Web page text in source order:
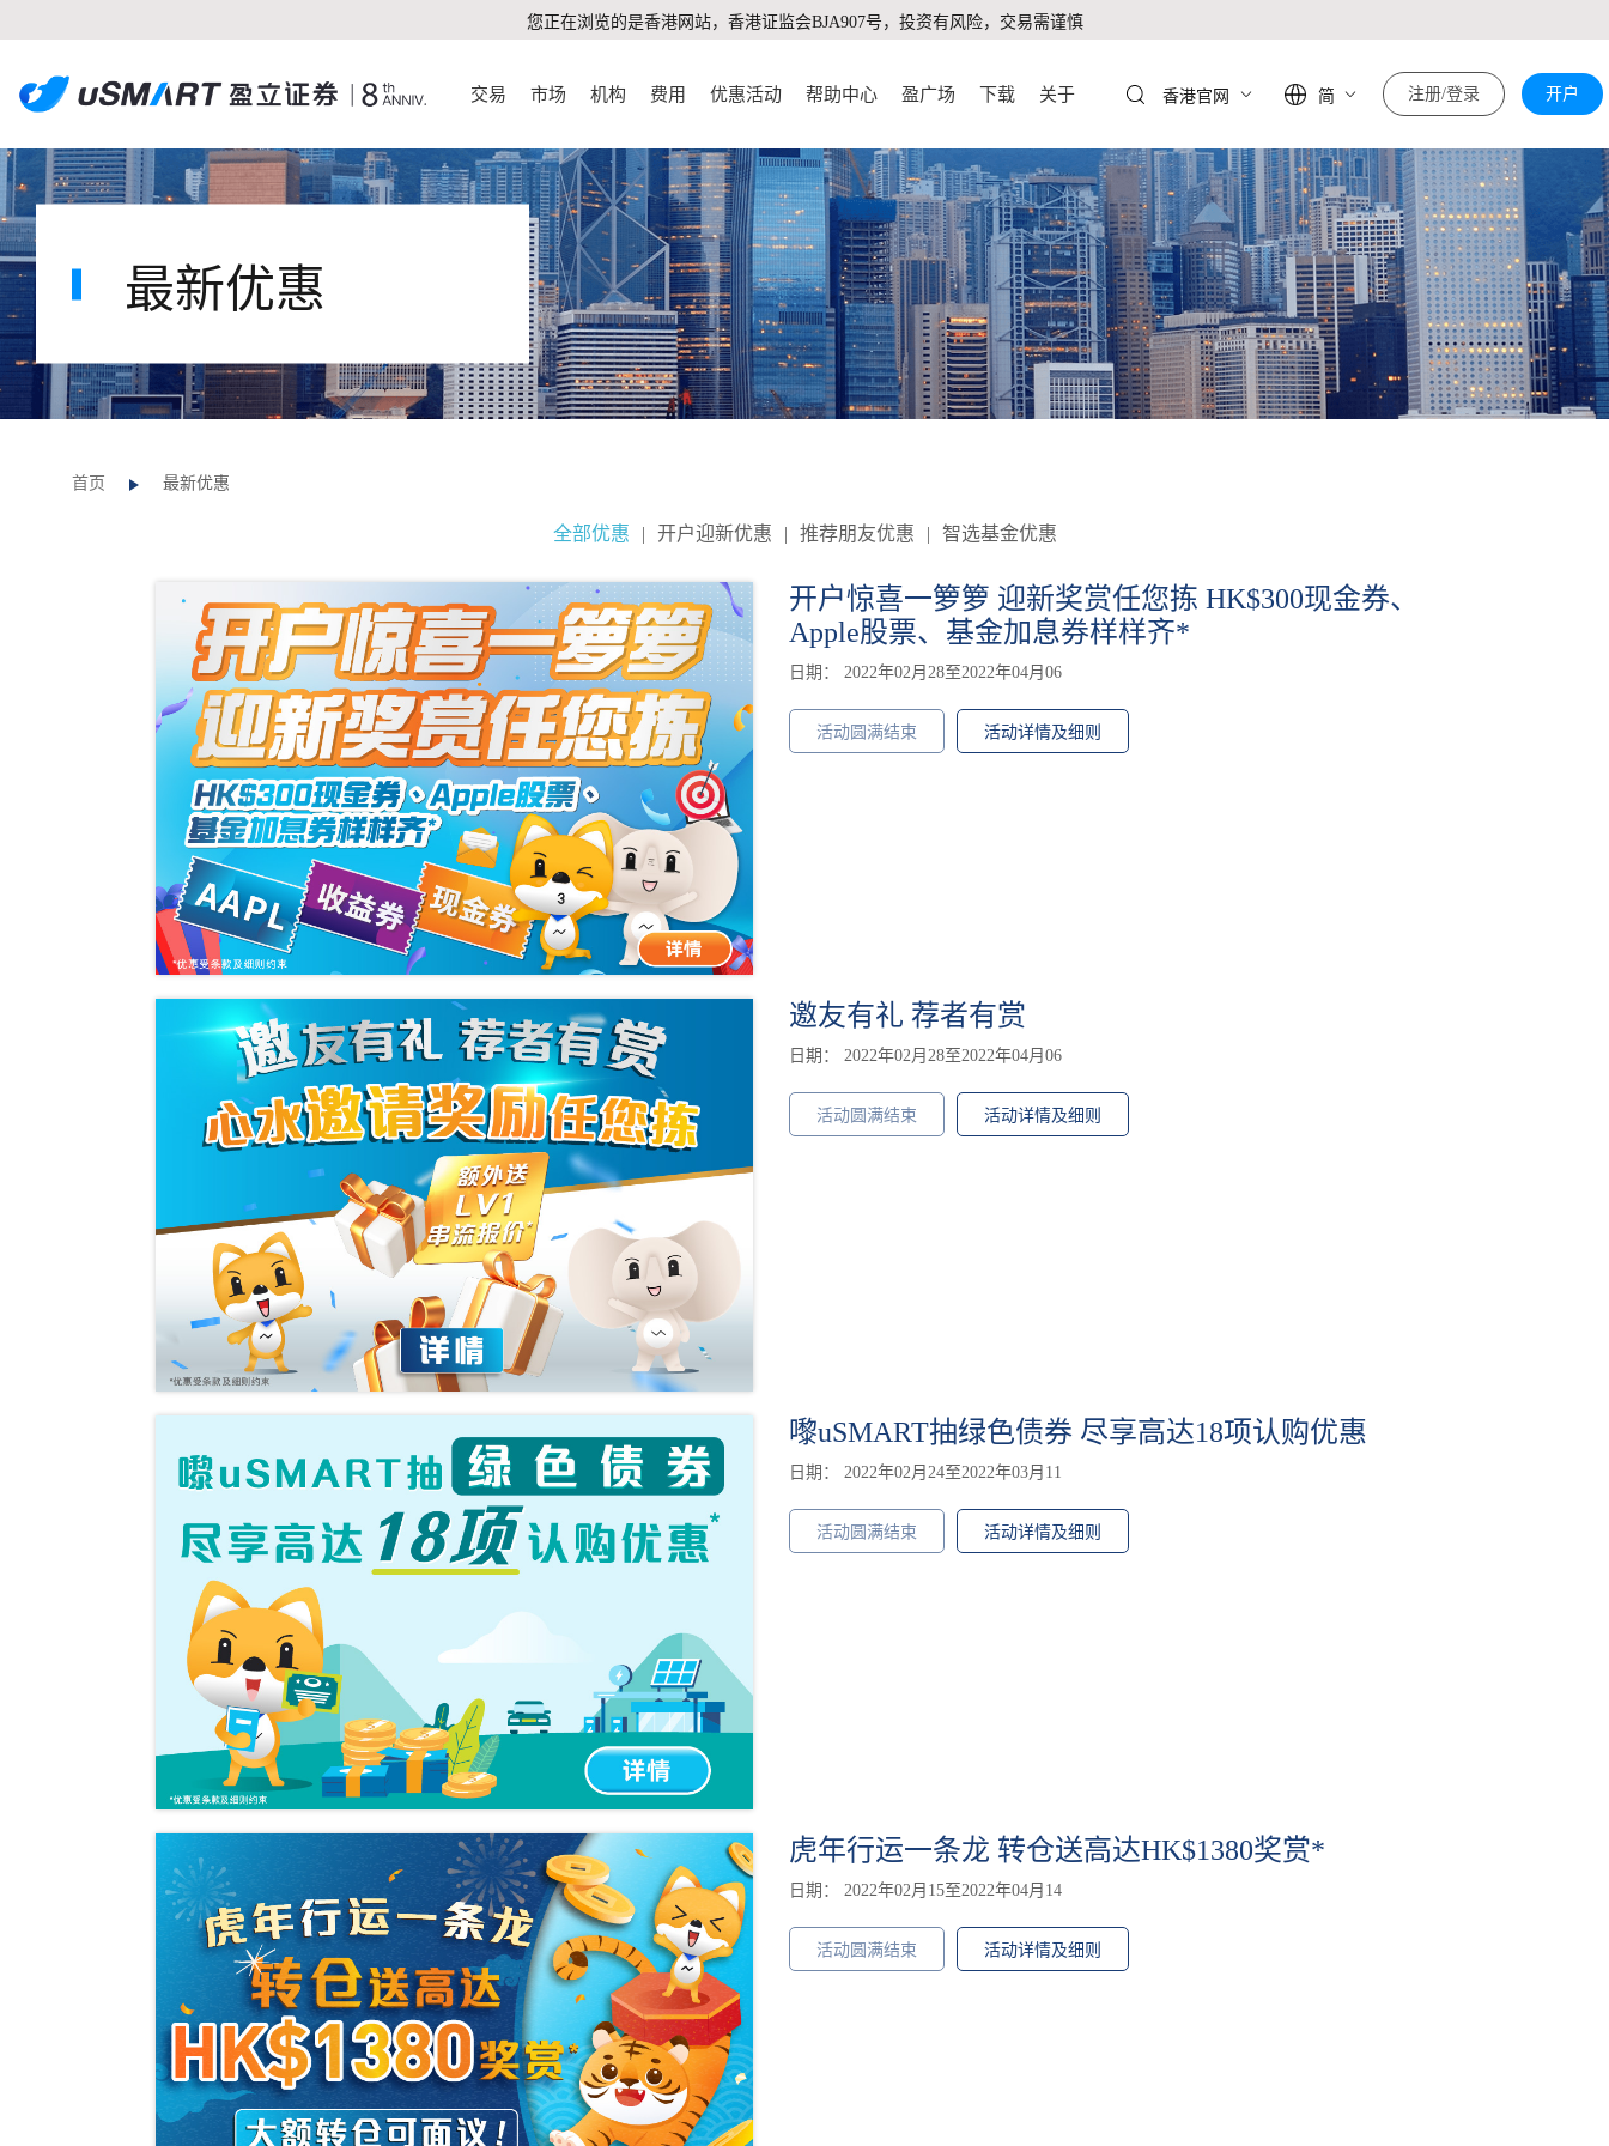
您正在浏览的是香港网站，香港证监会BJA907号，投资有风险，交易需谨慎
交易 市场 机构 费用 优惠活动 帮助中心 盈广场 下载 关于 香港官网 简 注册/登录 开户
最新优惠
首页 最新优惠
全部优惠 | 开户迎新优惠 | 推荐朋友优惠 | 智选基金优惠
开户惊喜一箩箩 迎新奖赏任您拣 HK$300现金券、
Apple股票、基金加息券样样齐*
日期： 2022年02月28至2022年04月06
活动圆满结束 活动详情及细则
邀友有礼 荐者有赏
日期： 2022年02月28至2022年04月06
活动圆满结束 活动详情及细则
嚟uSMART抽绿色债券 尽享高达18项认购优惠
日期： 2022年02月24至2022年03月11
活动圆满结束 活动详情及细则
虎年行运一条龙 转仓送高达HK$1380奖赏*
日期： 2022年02月15至2022年04月14
活动圆满结束 活动详情及细则